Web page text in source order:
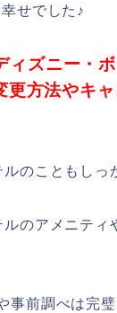
せでした♪
ィズニー・
方法やキ
のこともしっ
のアメニテ
前調べは完璧